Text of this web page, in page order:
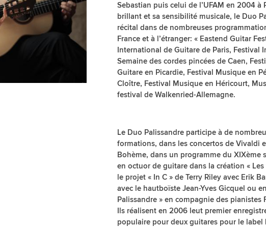
Sebastian puis celui de l’UFAM en 2004
brillant et sa sensibilité musicale, le Duo
récital dans de nombreuses
France et à l’étranger: « Eastend Guitar
International de Guitare de Paris, Festival
Semaine des cordes pincées de Caen,
Guitare en Picardie, Festival Musique en
Cloître, Festival Musique en Héricourt,
festival de Walkenried-Allemagne.
Le Duo Palissandre participe à de
formations, dans les concertos de Vivaldi
Bohème, dans un programme du
en octuor de guitare dans la création «
le projet « In C » de Terry Riley avec Erik
avec le hautboïste Jean-Yves Gicquel ou
Palissandre » en compagnie des
Ils réalisent en 2006 leut premier
populaire pour deux guitares pour le